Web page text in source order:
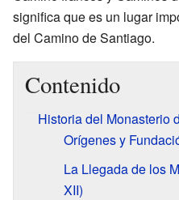
significa que es un lugar
del Camino de Santiago.
Contenido
Historia del Monasterio
Orígenes y
La Llegada de los
XII)